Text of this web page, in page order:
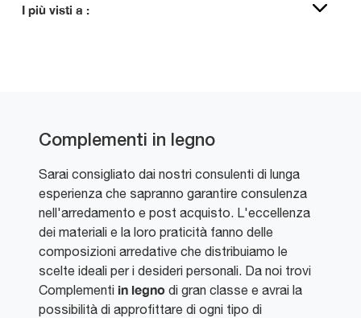
I più visti a :
Complementi in legno
Sarai consigliato dai nostri consulenti di lunga
esperienza che sapranno garantire consulenza
nell'arredamento e post acquisto. L'eccellenza
dei materiali e la loro praticità fanno delle
composizioni arredative che distribuiamo le
scelte ideali per i desideri personali. Da noi trovi
Complementi in legno di gran classe e avrai la
possibilità di approfittare di ogni tipo di